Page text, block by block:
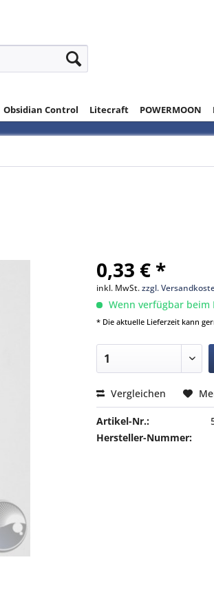
Obsidian Control Litecraft POWERMOON
0,33 € *
inkl. MwSt.zzgl.
Wenn verfügbar beim
* Die aktuelle Lieferzeit kann
Vergleichen
Artikel-Nr.:
Hersteller-Nummer: